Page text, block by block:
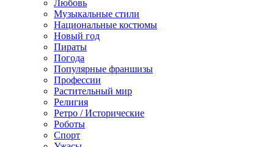
Любовь
Музыкальные стили
Национальные костюмы
Новый год
Пираты
Погода
Популярные франшизы
Профессии
Растительный мир
Религия
Ретро / Исторические
Роботы
Спорт